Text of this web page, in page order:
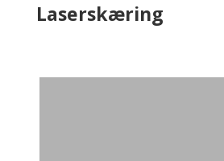
Laserskæring